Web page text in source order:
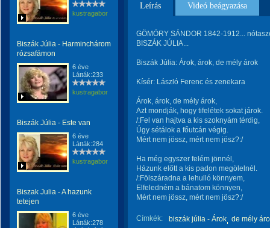
kustragabor
Biszák Júlia - Harminchárom
rózsafámon
6 éve
Látták:233
kustragabor
Biszák Júlia - Este van
6 éve
Látták:284
kustragabor
Biszak Julia - A hazunk
tetejen
6 éve
Látták:278
Leírás Videó beágyazása
GÖMÖRY SÁNDOR 1842-1912...
BISZÁK JÚLIA...
Biszák Júlia: Árok, árok, de mély árok
Kísér: László Ferenc és zenekara
Árok, árok, de mély árok,
Azt mondják, hogy tifelétek sokat járok.
/:Fel van hajtva a kis szoknyám térdig,
Úgy sétálok a főutcán végig.
Mért nem jössz, mért nem jösz?:/
Ha még egyszer felém jönnél,
Házunk előtt a kis padon megölelnél.
/:Fölszáradna a lehulló könnyem,
Elfeledném a bánatom könnyen,
Mért nem jössz, mért nem jösz?:/
Címkék: biszák júlia - Árok de mély